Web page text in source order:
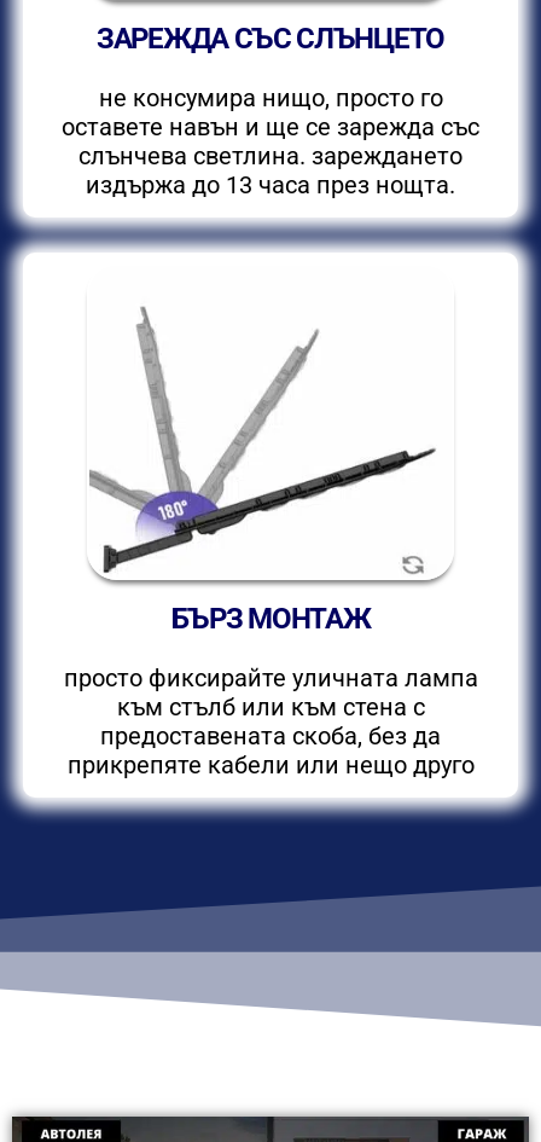
ЗАРЕЖДА СЪС СЛЪНЦЕТО
не консумира нищо, просто го
оставете навън и ще се зарежда със
слънчева светлина. зареждането
издържа до 13 часа през нощта.
БЪРЗ МОНТАЖ
просто фиксирайте уличната лампа
към стълб или към стена с
предоставената скоба, без да
прикрепяте кабели или нещо друго